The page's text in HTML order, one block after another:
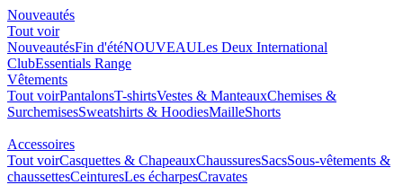
Nouveautés
Tout voir
NouveautésFin d'étéNOUVEAULes Deux International
ClubEssentials Range
Vêtements
Tout voirPantalonsT-shirtsVestes & ManteauxChemises &
SurchemisesSweatshirts & HoodiesMailleShorts
Accessoires
Tout voirCasquettes & ChapeauxChaussuresSacsSous-vêtements &
chaussettesCeinturesLes écharpesCravates